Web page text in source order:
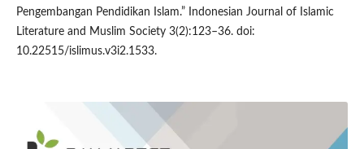
Pengembangan Pendidikan Islam.” Indonesian Journal of Islamic
Literature and Muslim Society 3(2):123–36. doi:
10.22515/islimus.v3i2.1533.